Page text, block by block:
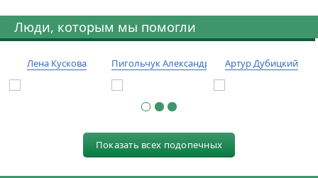
Люди, которым мы помогли
Лена Кускова Пигольчук Александр Артур Дубицкий
Показать всех подопечных